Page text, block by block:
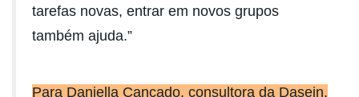
tarefas novas, entrar em novos grupos
também ajuda.”
Para Daniella Cançado, consultora da Dasein,